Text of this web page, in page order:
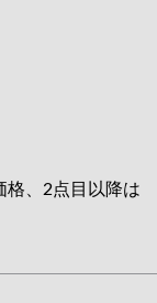
格、2点目以降は